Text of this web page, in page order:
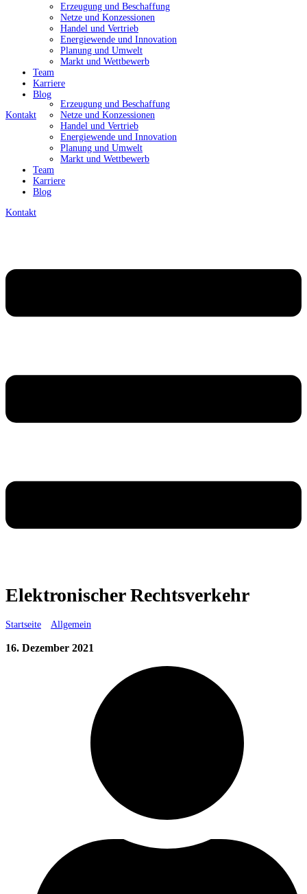
Erzeugung und Beschaffung
Netze und Konzessionen
Handel und Vertrieb
Energiewende und Innovation
Planung und Umwelt
Markt und Wettbewerb
Team
Karriere
Blog
Kontakt
Erzeugung und Beschaffung
Netze und Konzessionen
Handel und Vertrieb
Energiewende und Innovation
Planung und Umwelt
Markt und Wettbewerb
Team
Karriere
Blog
Kontakt
Elektronischer Rechtsverkehr
Startseite Allgemein
16. Dezember 2021